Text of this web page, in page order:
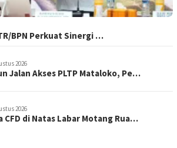
BPN Perkuat Sinergi …
2026
Jalan Akses PLTP Mataloko, Pe…
2026
CFD di Natas Labar Motang Rua…